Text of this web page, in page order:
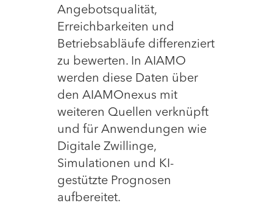
Angebotsqualität,
Erreichbarkeiten und
Betriebsabläufe differenziert
zu bewerten. In AIAMO
werden diese Daten über
den AIAMOnexus mit
weiteren Quellen verknüpft
und für Anwendungen wie
Digitale Zwillinge,
Simulationen und KI-
gestützte Prognosen
aufbereitet.